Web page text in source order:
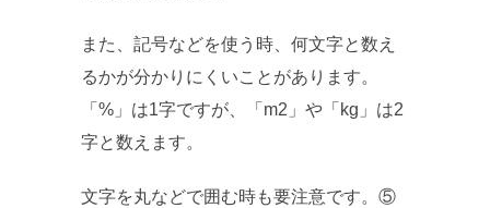
また、記号などを使う時、何文字と数え
るかが分かりにくいことがあります。
「%」は1字ですが、「m2」や「kg」は2
字と数えます。
文字を丸などで囲む時も要注意です。⑤